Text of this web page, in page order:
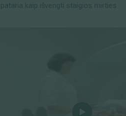
kaip išvengti staigios mirties